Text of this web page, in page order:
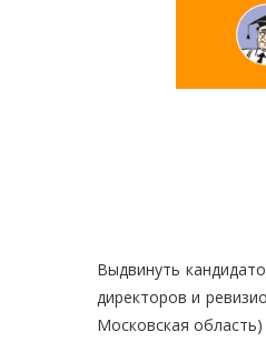
Выдвинуть
директоров и
Московская